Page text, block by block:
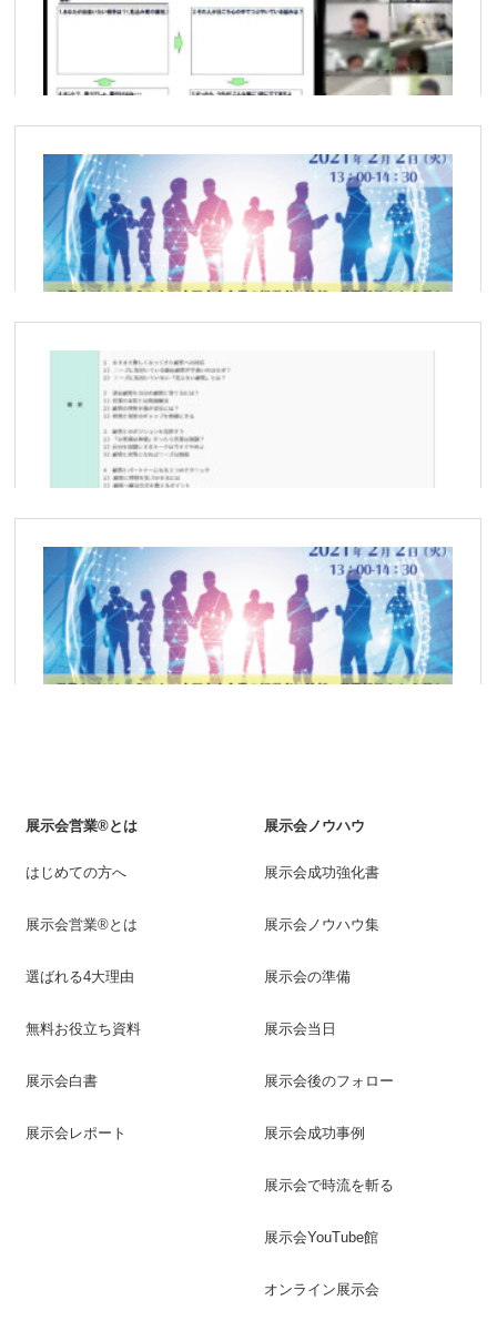
展示会営業®とは
はじめての方へ
展示会営業®とは
選ばれる4大理由
無料お役立ち資料
展示会白書
展示会レポート
展示会ノウハウ
展示会成功強化書
展示会ノウハウ集
展示会の準備
展示会当日
展示会後のフォロー
展示会成功事例
展示会で時流を斬る
展示会YouTube館
オンライン展示会